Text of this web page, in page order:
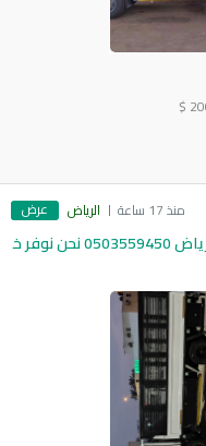
$
منذ 17 ساعة الرياض عرض
دينا شيل وطش الأثاث القديم بالرياض 0503559450 نحن نوفر خ